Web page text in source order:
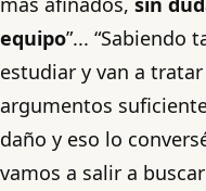
equipo”... “Sabiendo
estudiar y van a
argumentos
daño y eso lo
vamos a salir a